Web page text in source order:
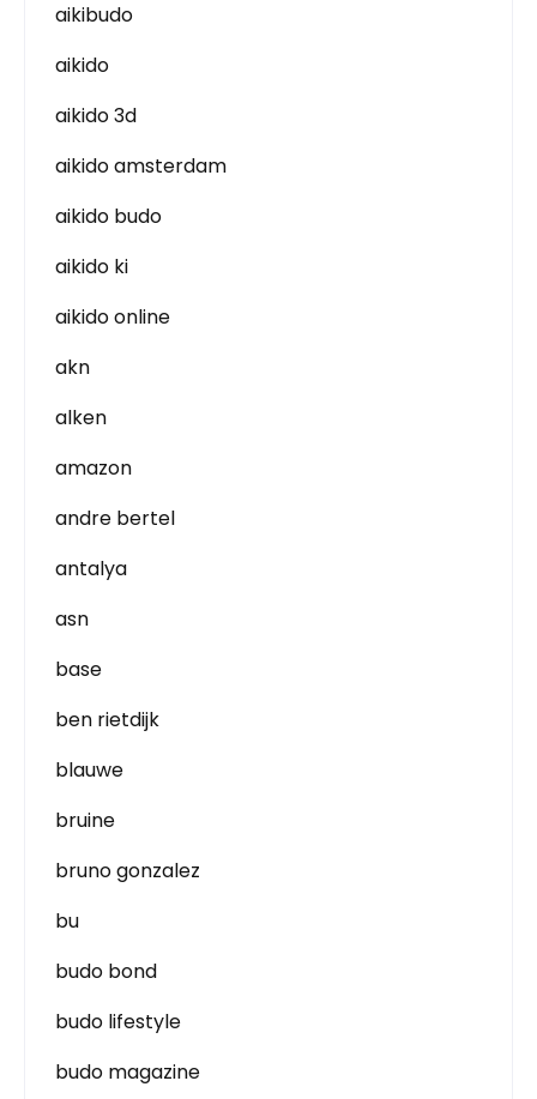
aikibudo
aikido
aikido 3d
aikido amsterdam
aikido budo
aikido ki
aikido online
akn
alken
amazon
andre bertel
antalya
asn
base
ben rietdijk
blauwe
bruine
bruno gonzalez
bu
budo bond
budo lifestyle
budo magazine